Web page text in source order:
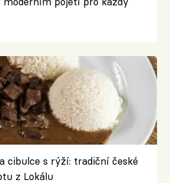
cibulce s rýží: tradiční české
z Lokálu